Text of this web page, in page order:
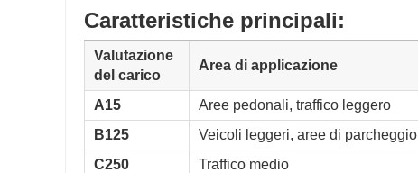
Caratteristiche principali:
Valutazione
del carico
Area di applicazione
A15 Aree pedonali, traffico leggero
B125
Veicoli leggeri, aree di parcheggio
C250
Traffico medio